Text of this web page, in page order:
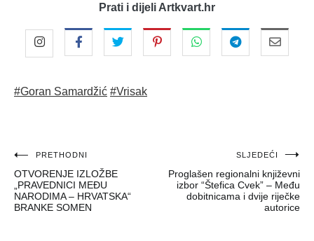
Prati i dijeli Artkvart.hr
#Goran Samardžić #Vrisak
Navigacija
objava
PRETHODNI
OTVORENJE IZLOŽBE
„PRAVEDNICI MEĐU
NARODIMA – HRVATSKA“
BRANKE SOMEN
SLJEDEĆI
Proglašen regionalni književni
izbor “Štefica Cvek” – Među
dobitnicama i dvije riječke
autorice